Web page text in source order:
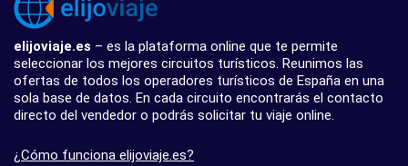
elijoviaje.es – es la plataforma online que te permite
seleccionar los mejores circuitos turísticos. Reunimos las
ofertas de todos los operadores turísticos de España en una
sola base de datos. En cada circuito encontrarás el contacto
directo del vendedor o podrás solicitar tu viaje online.
¿Cómo funciona elijoviaje.es?